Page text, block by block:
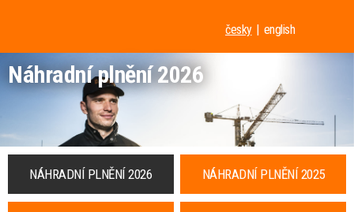
česky english
Náhradní plnění 2026
NÁHRADNÍ PLNĚNÍ 2026 NÁHRADNÍ PLNĚNÍ 2025